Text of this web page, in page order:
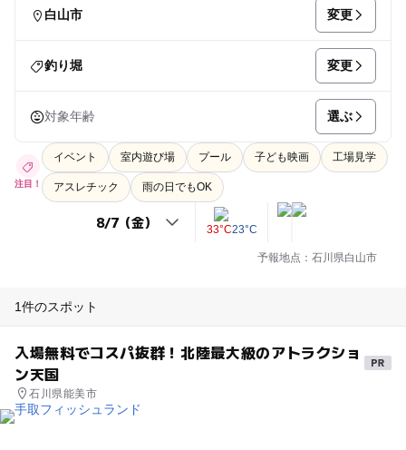
白山市 変更
釣り堀 変更
対象年齢 選ぶ
注目！
イベント 室内遊び場 プール 子ども映画 工場見学
アスレチック 雨の日でもOK
33°C23°C
予報地点：石川県白山市
1件のスポット
入場無料でコスパ抜群！北陸最大級のアトラクショ
ン天国
石川県能美市